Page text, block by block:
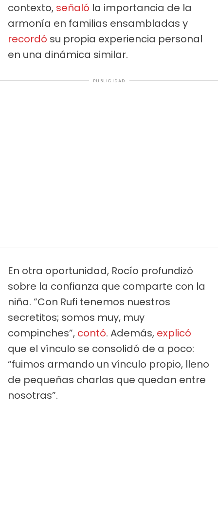
contexto, señaló la importancia de la
armonía en familias ensambladas y
recordó su propia experiencia personal
en una dinámica similar.
PUBLICIDAD
En otra oportunidad, Rocío profundizó
sobre la confianza que comparte con la
niña. “Con Rufi tenemos nuestros
secretitos; somos muy, muy
compinches”, contó. Además, explicó
que el vínculo se consolidó de a poco:
“fuimos armando un vínculo propio, lleno
de pequeñas charlas que quedan entre
nosotras”.